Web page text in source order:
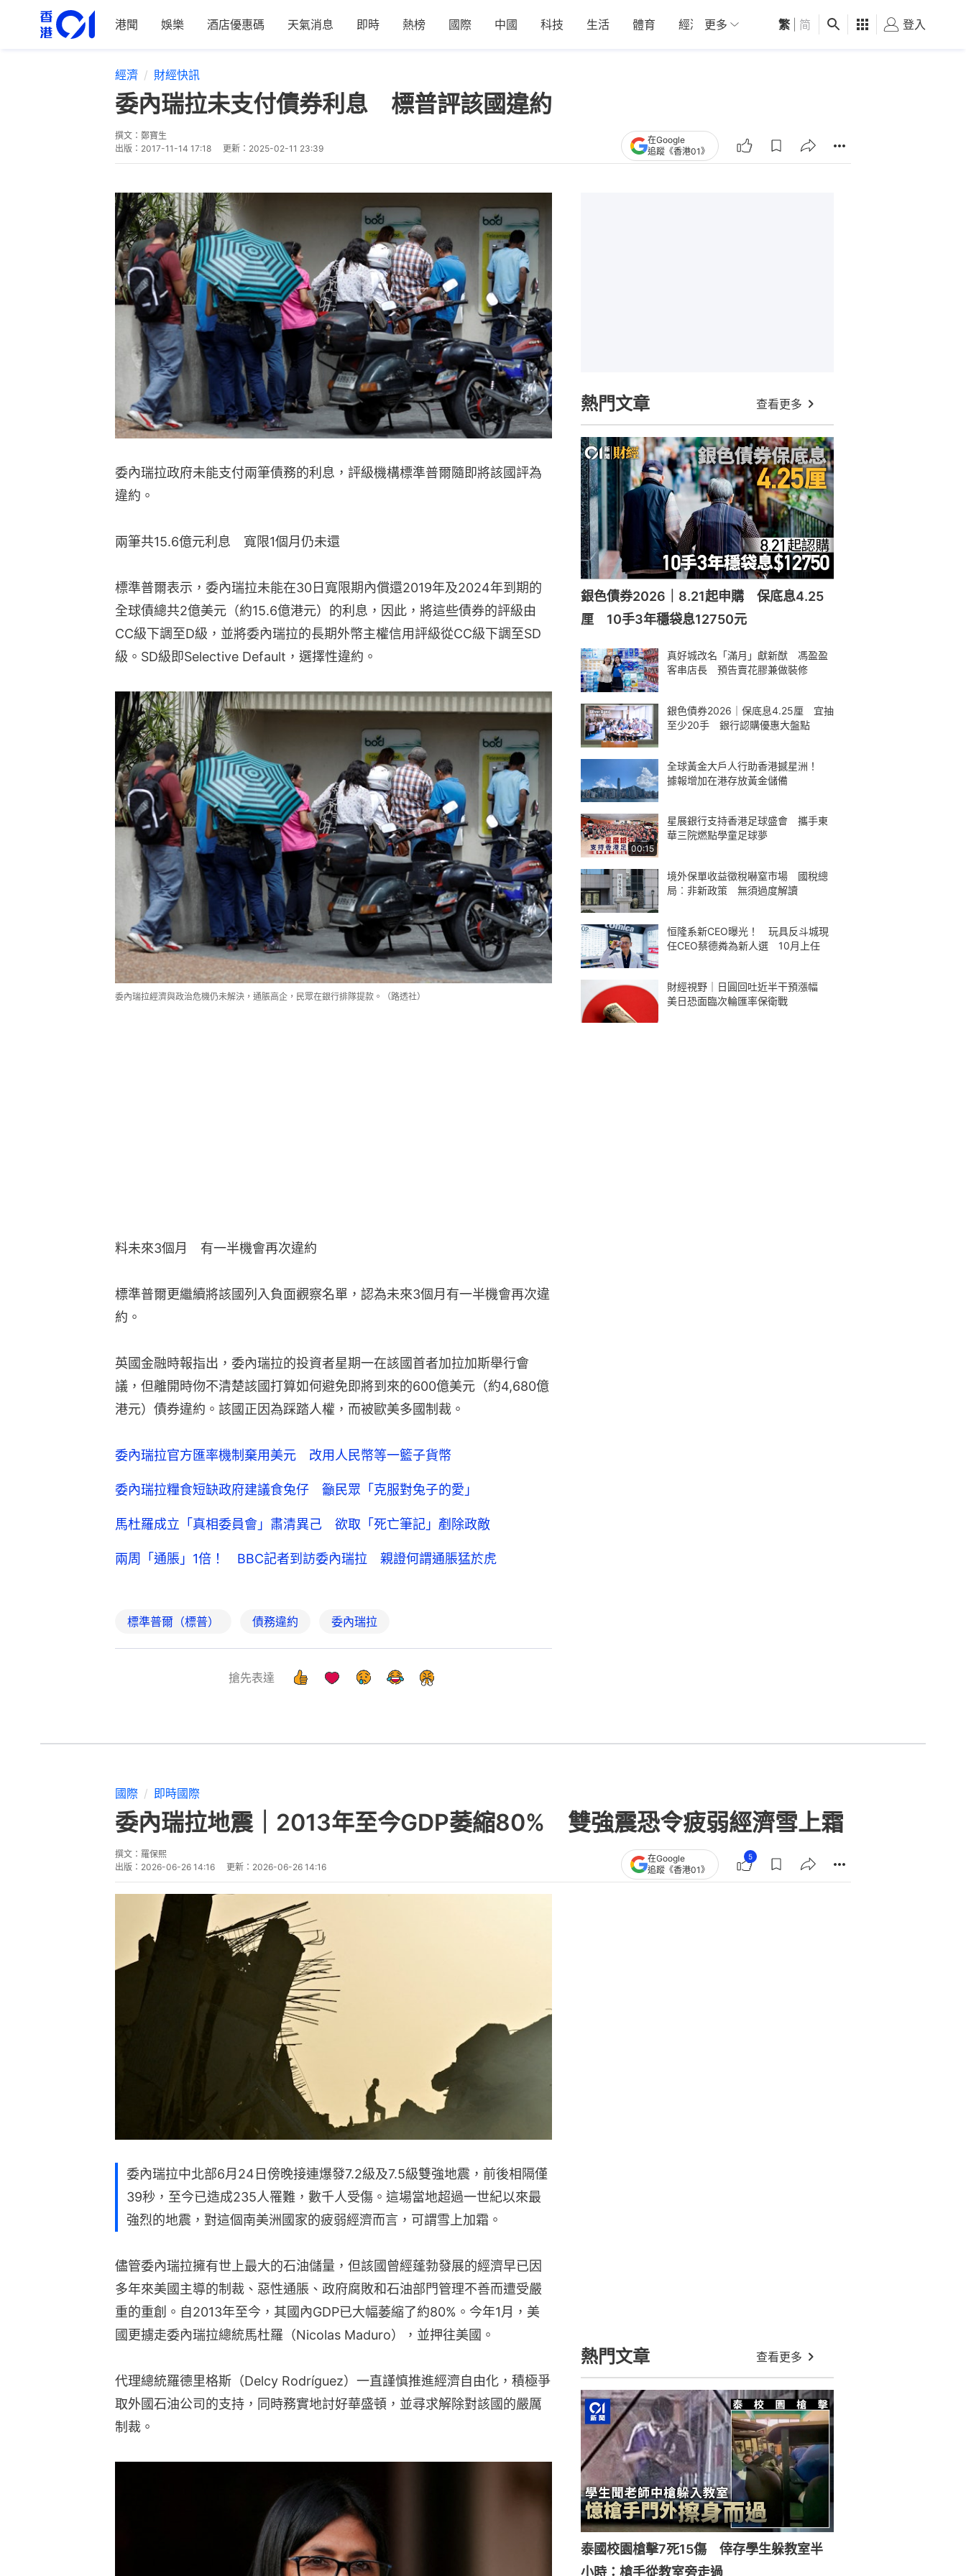
港聞 娛樂 酒店優惠碼 天氣消息 即時 熱榜 國際 中國 科技 生活 體育 經濟 01深圳 觀點 健康 好食玩飛
更多 繁 简 登入
經濟 財經快訊
委內瑞拉未支付債券利息 標普評該國違約
撰文： 鄭寶生
出版： 2017-11-14 17:18 更新： 2025-02-11 23:39
在Google
追蹤《香港01》
委內瑞拉政府未能支付兩筆債務的利息，評級機構標準普爾隨即將該國評為
違約。
兩筆共15.6億元利息　寬限1個月仍未還
標準普爾表示，委內瑞拉未能在30日寬限期內償還2019年及2024年到期的
全球債總共2億美元（約15.6億港元）的利息，因此，將這些債券的評級由
CC級下調至D級，並將委內瑞拉的長期外幣主權信用評級從CC級下調至SD
級。SD級即Selective Default，選擇性違約。
委內瑞拉經濟與政治危機仍未解決，通脹高企，民眾在銀行排隊提款。（路透社）
料未來3個月　有一半機會再次違約
標準普爾更繼續將該國列入負面觀察名單，認為未來3個月有一半機會再次違
約。
英國金融時報指出，委內瑞拉的投資者星期一在該國首者加拉加斯舉行會
議，但離開時伆不清楚該國打算如何避免即將到來的600億美元（約4,680億
港元）債券違約。該國正因為踩踏人權，而被歐美多國制裁。
委內瑞拉官方匯率機制棄用美元 改用人民幣等一籃子貨幣
委內瑞拉糧食短缺政府建議食兔仔 籲民眾「克服對兔子的愛」
馬杜羅成立「真相委員會」肅清異己 欲取「死亡筆記」剷除政敵
兩周「通脹」1倍！ BBC記者到訪委內瑞拉 親證何謂通脹猛於虎
標準普爾（標普） 債務違約 委內瑞拉
搶先表達
熱門文章 查看更多
銀色債券2026｜8.21起申購 保底息4.25
厘 10手3年穩袋息12750元
真好城改名「滿月」獻新猷 馮盈盈
客串店長 預告賣花膠兼做裝修
銀色債券2026｜保底息4.25厘 宜抽
至少20手 銀行認購優惠大盤點
全球黃金大戶人行助香港撼星洲！
據報增加在港存放黃金儲備
00:15
星展銀行支持香港足球盛會 攜手東
華三院燃點學童足球夢
境外保單收益徵稅嚇窒市場 國稅總
局︰非新政策 無須過度解讀
恒隆系新CEO曝光！ 玩具反斗城現
任CEO蔡德粦為新人選 10月上任
財經視野｜日圓回吐近半干預漲幅
美日恐面臨次輪匯率保衛戰
國際 即時國際
委內瑞拉地震｜2013年至今GDP萎縮80% 雙強震恐令疲弱經濟雪上霜
撰文： 羅保熙
出版： 2026-06-26 14:16 更新： 2026-06-26 14:16
在Google
追蹤《香港01》
5
委內瑞拉中北部6月24日傍晚接連爆發7.2級及7.5級雙強地震，前後相隔僅
39秒，至今已造成235人罹難，數千人受傷。這場當地超過一世紀以來最
強烈的地震，對這個南美洲國家的疲弱經濟而言，可謂雪上加霜。
儘管委內瑞拉擁有世上最大的石油儲量，但該國曾經蓬勃發展的經濟早已因
多年來美國主導的制裁、惡性通脹、政府腐敗和石油部門管理不善而遭受嚴
重的重創。自2013年至今，其國內GDP已大幅萎縮了約80%。今年1月，美
國更擄走委內瑞拉總統馬杜羅（Nicolas Maduro），並押往美國。
代理總統羅德里格斯（Delcy Rodríguez）一直謹慎推進經濟自由化，積極爭
取外國石油公司的支持，同時務實地討好華盛頓，並尋求解除對該國的嚴厲
制裁。
熱門文章 查看更多
泰國校園槍擊7死15傷 倖存學生躲教室半
小時：槍手從教室旁走過